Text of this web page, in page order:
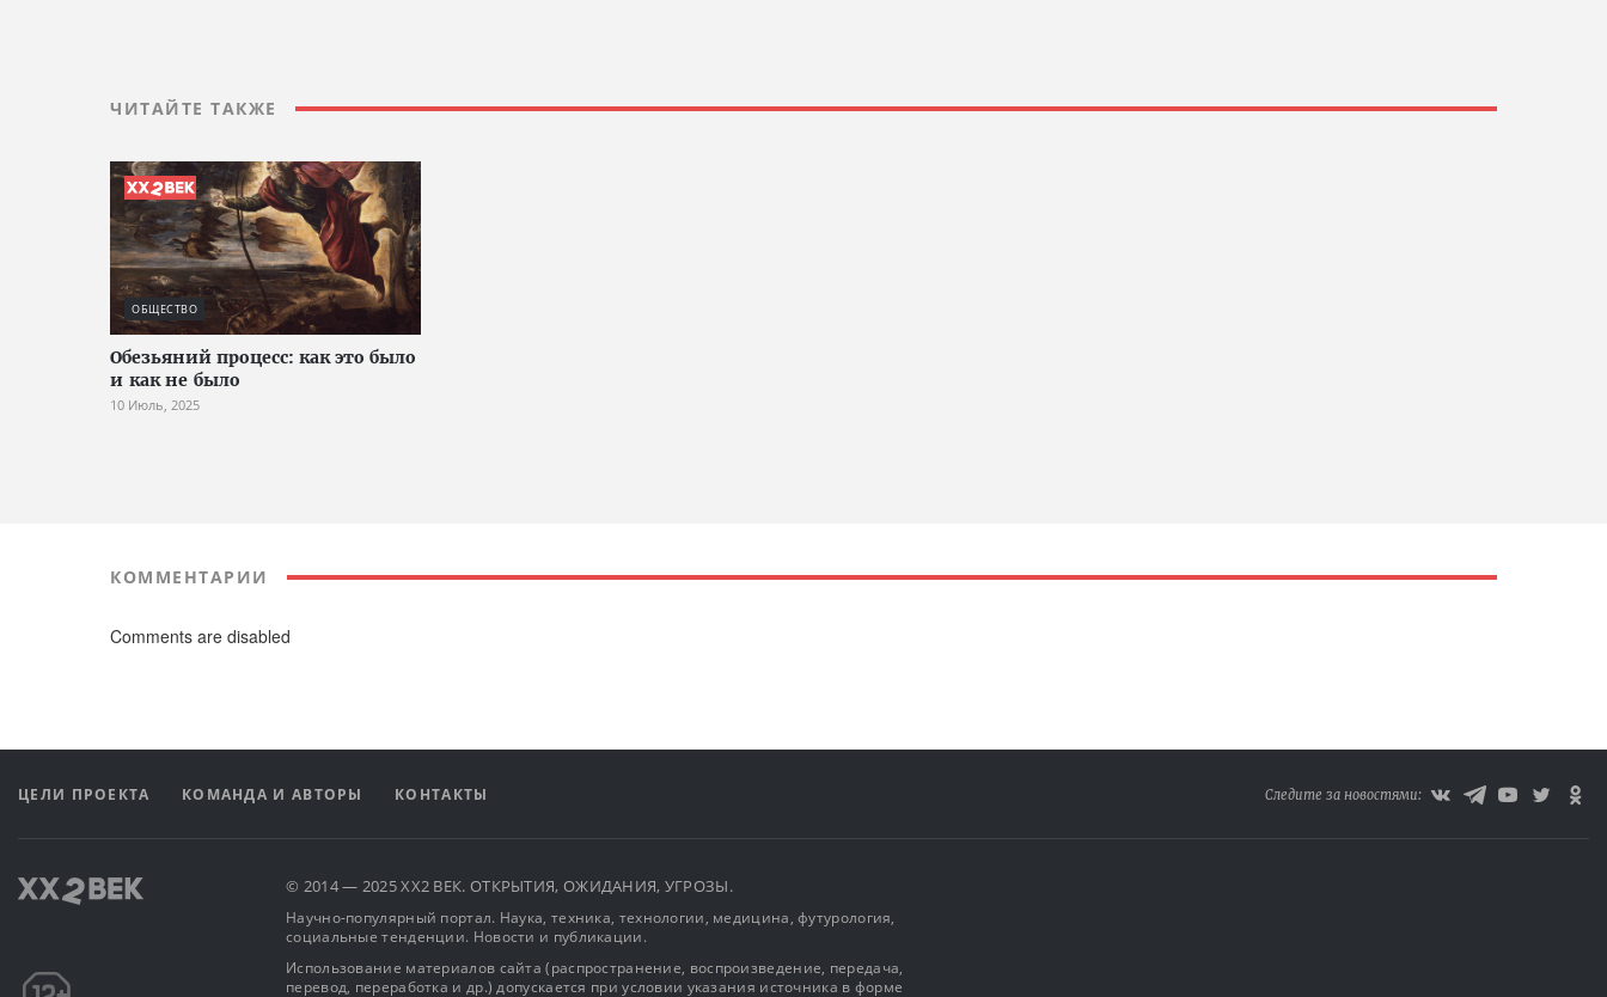
ЧИТАЙТЕ ТАКЖЕ
ОБЩЕСТВО
Обезьяний процесс: как это было
и как не было
10 Июль, 2025
КОММЕНТАРИИ
Comments are disabled
ЦЕЛИ ПРОЕКТА КОМАНДА И АВТОРЫ КОНТАКТЫ Следите за новостями:
© 2014 — 2025 XX2 ВЕК. ОТКРЫТИЯ, ОЖИДАНИЯ, УГРОЗЫ.
Научно-популярный портал. Наука, техника, технологии, медицина, футурология,
социальные тенденции. Новости и публикации.
Использование материалов сайта (распространение, воспроизведение, передача,
перевод, переработка и др.) допускается при условии указания источника в форме